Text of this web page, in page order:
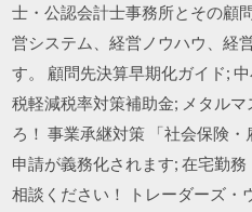
士・公認会計士事務所とその顧
営システム、経営ノウハウ、経
す。 顧問先決算早期化ガイド;
税軽減税率対策補助金; メタル
ろ！ 事業承継対策 「社会保険
申請が義務化されます; 在宅勤
相談ください！ トレーダーズ・